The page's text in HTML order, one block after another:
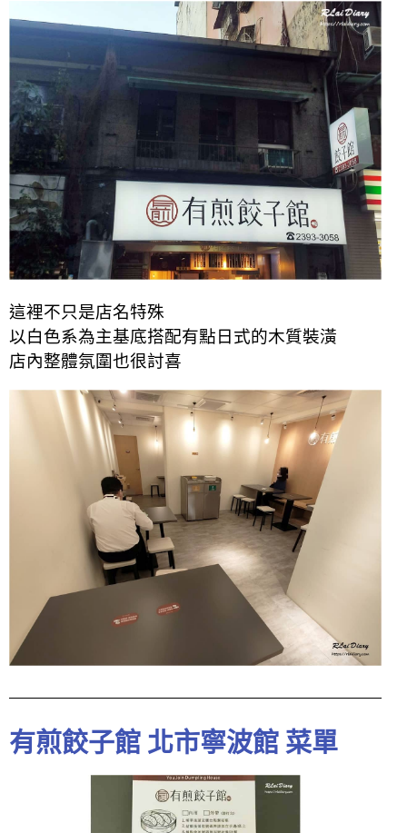
這裡不只是店名特殊
以白色系為主基底搭配有點日式的木質裝潢
店內整體氛圍也很討喜
有煎餃子館 北市寧波館 菜單